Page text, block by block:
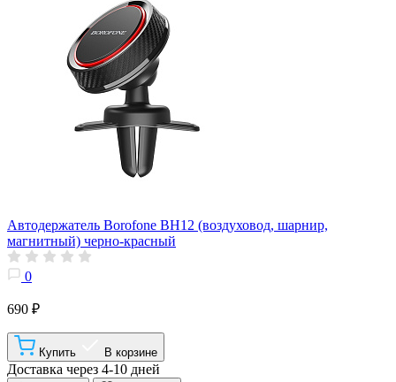
Автодержатель Borofone BH12 (воздуховод, шарнир,
магнитный) черно-красный
0
690 ₽
Купить В корзине
Доставка через 4-10 дней